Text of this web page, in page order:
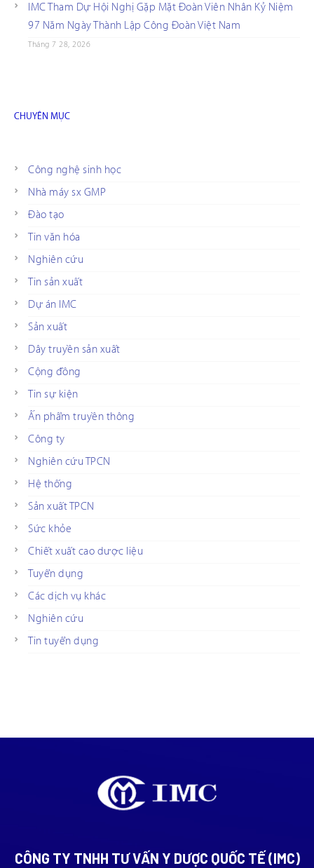
IMC Tham Dự Hội Nghị Gặp Mặt Đoàn Viên Nhân Kỷ Niệm
97 Năm Ngày Thành Lập Công Đoàn Việt Nam
Tháng 7 28, 2026
CHUYÊN MỤC
Công nghệ sinh học
Nhà máy sx GMP
Đào tạo
Tin văn hóa
Nghiên cứu
Tin sản xuất
Dự án IMC
Sản xuất
Dây truyền sản xuất
Cộng đồng
Tin sự kiện
Ấn phẩm truyền thông
Công ty
Nghiên cứu TPCN
Hệ thống
Sản xuất TPCN
Sức khỏe
Chiết xuất cao dược liệu
Tuyển dụng
Các dịch vụ khác
Nghiên cứu
Tin tuyển dụng
CÔNG TY TNHH TƯ VẤN Y DƯỢC QUỐC TẾ (IMC)